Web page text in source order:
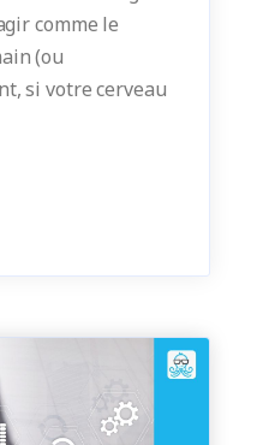
comme le
(ou
si votre cerveau